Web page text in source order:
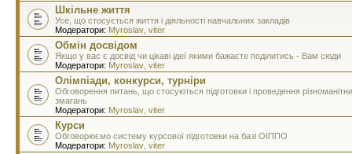
Шкільне життя
Усе, що стосується життя і діяльності навчальних закладів
Модератори: Myroslav viter
Обмін досвідом
Якщо у вас є досвід чи цікаві ідеї якими бажаєте поділитись - Вам сюди
Модератори: Myroslav viter
Олімпіади, конкурси, турніри
Обговорення питань, що стосуються підготовки і проведення
змагань
Модератори: Myroslav viter
Курси
Обговорюємо систему курсової підготовки на базі ОІППО
Модератори: Myroslav viter